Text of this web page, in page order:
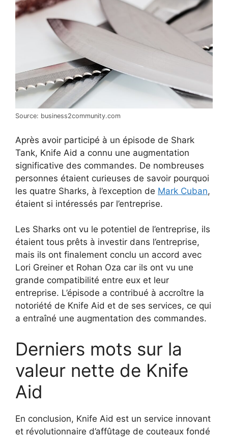
Source: business2community.com
Après avoir participé à un épisode de Shark
Tank, Knife Aid a connu une augmentation
significative des commandes. De nombreuses
personnes étaient curieuses de savoir pourquoi
les quatre Sharks, à l’exception de Mark Cuban,
étaient si intéressés par l’entreprise.
Les Sharks ont vu le potentiel de l’entreprise, ils
étaient tous prêts à investir dans l’entreprise,
mais ils ont finalement conclu un accord avec
Lori Greiner et Rohan Oza car ils ont vu une
grande compatibilité entre eux et leur
entreprise. L’épisode a contribué à accroître la
notoriété de Knife Aid et de ses services, ce qui
a entraîné une augmentation des commandes.
Derniers mots sur la
valeur nette de Knife
Aid
En conclusion, Knife Aid est un service innovant
et révolutionnaire d’affûtage de couteaux fondé